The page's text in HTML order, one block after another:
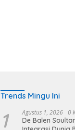
Trends Mingu Ini
1 Agustus 1, 2026 0
De Balen